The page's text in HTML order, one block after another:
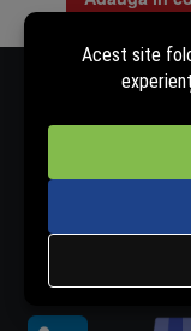
Ne găsești și pe: